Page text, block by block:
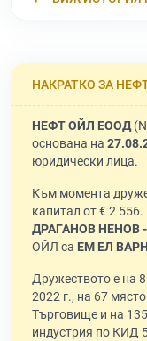
НАКРАТКО ЗА
НЕФТ ОЙЛ ЕООД
основана на
юридически лица.
Към момента
капитал от € 2
ДРАГАНОВ НЕНОВ -
ОЙЛ са ЕМ ЕЛ
Дружеството е на
2022 г., на 67
Търговище и на
индустрия по КИД